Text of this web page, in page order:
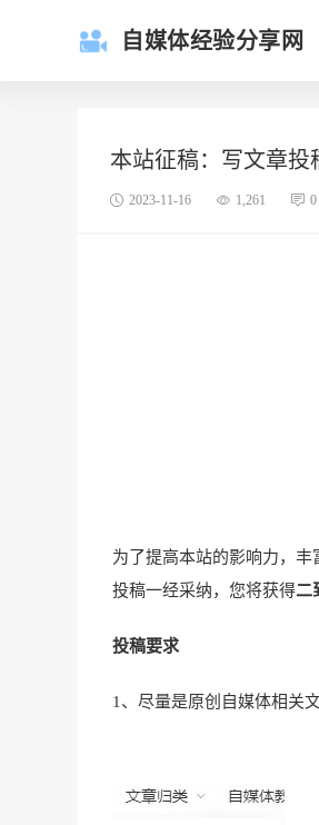
自媒体经验分享网
本站征稿：写文章投
2023-11-16 1,261 0
为了提高本站的影响力，
投稿一经采纳，您将获得二
投稿要求
1、尽量是原创自媒体相关